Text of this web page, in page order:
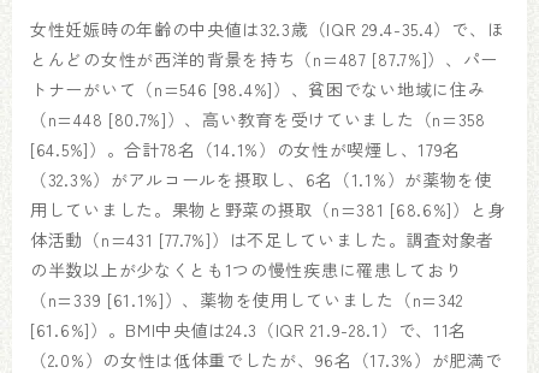
女性妊娠時の年齢の中央値は32.3歳（IQR 29.4-35.4）で、ほ
とんどの女性が西洋的背景を持ち（n=487 [87.7%]）、パー
トナーがいて（n=546 [98.4%]）、貧困でない地域に住み
（n=448 [80.7%]）、高い教育を受けていました（n=358
[64.5%]）。合計78名（14.1%）の女性が喫煙し、179名
（32.3%）がアルコールを摂取し、6名（1.1%）が薬物を使
用していました。果物と野菜の摂取（n=381 [68.6%]）と身
体活動（n=431 [77.7%]）は不足していました。調査対象者
の半数以上が少なくとも1つの慢性疾患に罹患しており
（n=339 [61.1%]）、薬物を使用していました（n=342
[61.6%]）。BMI中央値は24.3（IQR 21.9-28.1）で、11名
（2.0%）の女性は低体重でしたが、96名（17.3%）が肥満で